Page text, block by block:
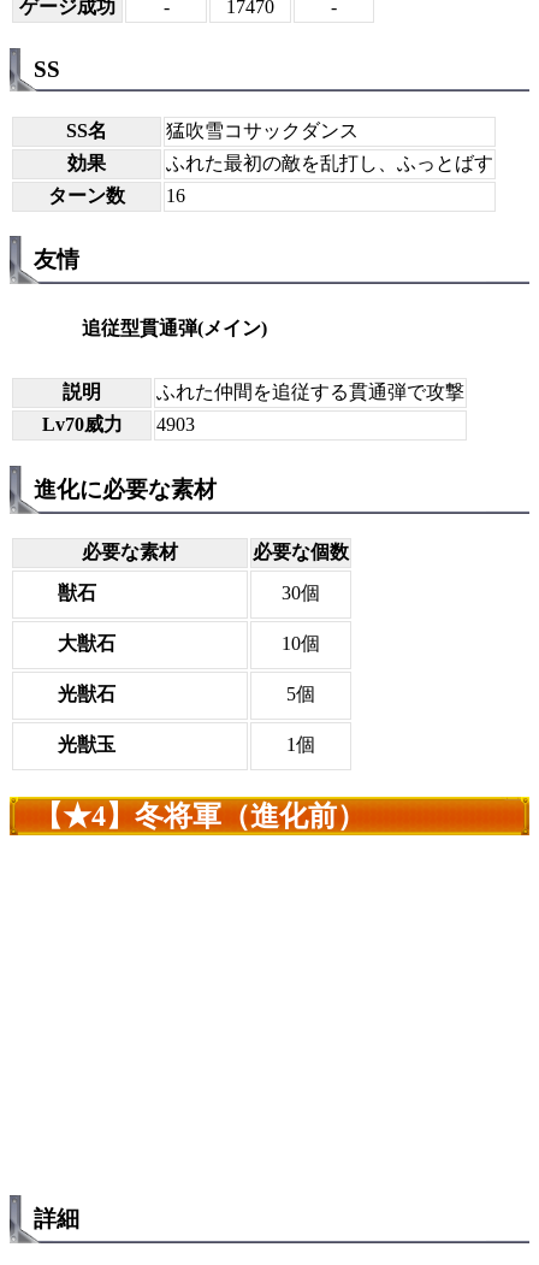
ゲージ成功 - 17470 -
SS
SS名
猛吹雪コサックダンス
効果
ふれた最初の敵を乱打し、ふっとばす
ターン数
16
友情
追従型貫通弾(メイン)
説明
ふれた仲間を追従する貫通弾で攻撃
Lv70威力
4903
進化に必要な素材
必要な素材
必要な個数
獣石
30個
大獣石 10個
光獣石 5個
光獣玉 1個
【★4】冬将軍（進化前）
詳細